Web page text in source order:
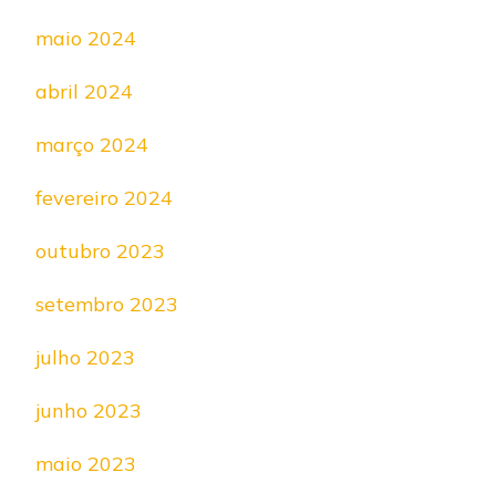
maio 2024
abril 2024
março 2024
fevereiro 2024
outubro 2023
setembro 2023
julho 2023
junho 2023
maio 2023